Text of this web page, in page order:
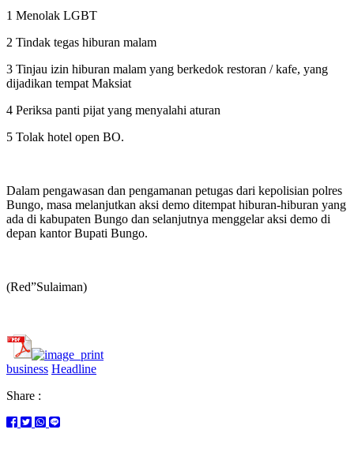
1 Menolak LGBT
2 Tindak tegas hiburan malam
3 Tinjau izin hiburan malam yang berkedok restoran / kafe, yang
dijadikan tempat Maksiat
4 Periksa panti pijat yang menyalahi aturan
5 Tolak hotel open BO.
Dalam pengawasan dan pengamanan petugas dari kepolisian polres
Bungo, masa melanjutkan aksi demo ditempat hiburan-hiburan yang
ada di kabupaten Bungo dan selanjutnya menggelar aksi demo di
depan kantor Bupati Bungo.
(Red”Sulaiman)
business Headline
Share :